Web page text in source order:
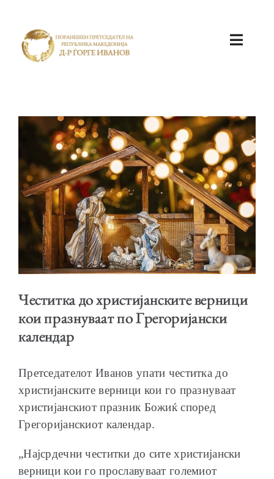
КАБИНЕТ
АКТИВНОСТИ
ОБРАЌАЊА
ШКОЛА ЗА МЛАДИ ЛИДЕРИ
Честитка до христијанските верници
кои празнуваат по Грегоријански
календар
Претседателот Иванов упати честитка до
христијанските верници кои го празнуваат
христијанскиот празник Божиќ според
Грегоријанскиот календар.
„Најсрдечни честитки до сите христијански
верници кои го прославуваат големиот